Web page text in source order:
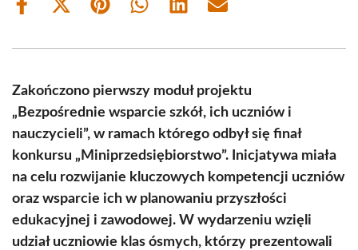
Share
Share
(Twitter)
Share Share Share Share
Zakończono pierwszy moduł projektu
„Bezpośrednie wsparcie szkół, ich uczniów i
nauczycieli”, w ramach którego odbył się finał
konkursu „Miniprzedsiębiorstwo”. Inicjatywa miała
na celu rozwijanie kluczowych kompetencji uczniów
oraz wsparcie ich w planowaniu przyszłości
edukacyjnej i zawodowej. W wydarzeniu wzięli
udział uczniowie klas ósmych, którzy prezentowali